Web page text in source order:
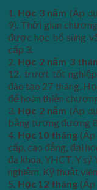
1. Học 3 năm (Áp
9). Thời gian
được học bổ sung
cấp 3.
2. Học 2 năm 3
12, trượt tốt
đào tạo 27 tháng,
để hoàn thiện
3. Học 2 năm (Áp
bằng tương đương
4. Học 10 tháng
cấp, cao đẳng, đại
đa khoa, YHCT, Y
nghiệm, Kỹ thuật
5. Học 12 tháng